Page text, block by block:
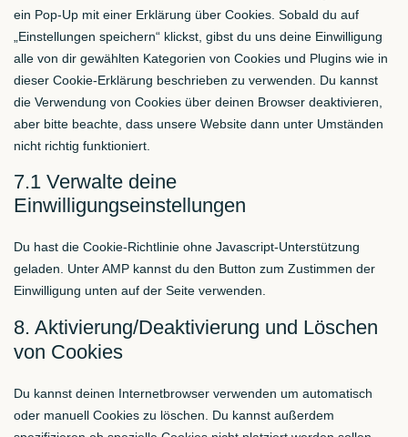
ein Pop-Up mit einer Erklärung über Cookies. Sobald du auf
„Einstellungen speichern“ klickst, gibst du uns deine Einwilligung
alle von dir gewählten Kategorien von Cookies und Plugins wie in
dieser Cookie-Erklärung beschrieben zu verwenden. Du kannst
die Verwendung von Cookies über deinen Browser deaktivieren,
aber bitte beachte, dass unsere Website dann unter Umständen
nicht richtig funktioniert.
7.1 Verwalte deine
Einwilligungseinstellungen
Du hast die Cookie-Richtlinie ohne Javascript-Unterstützung
geladen. Unter AMP kannst du den Button zum Zustimmen der
Einwilligung unten auf der Seite verwenden.
8. Aktivierung/Deaktivierung und Löschen
von Cookies
Du kannst deinen Internetbrowser verwenden um automatisch
oder manuell Cookies zu löschen. Du kannst außerdem